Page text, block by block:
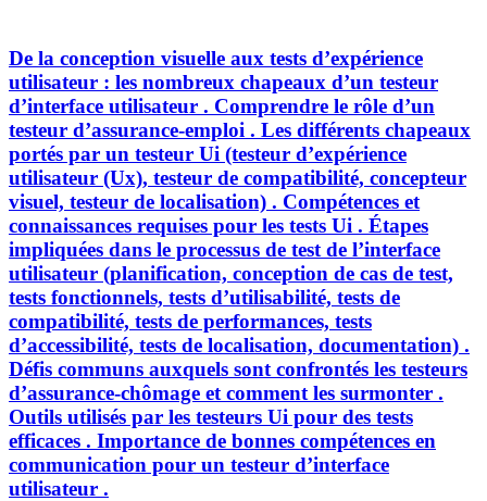
De la conception visuelle aux tests d’expérience
utilisateur : les nombreux chapeaux d’un testeur
d’interface utilisateur . Comprendre le rôle d’un
testeur d’assurance-emploi . Les différents chapeaux
portés par un testeur Ui (testeur d’expérience
utilisateur (Ux), testeur de compatibilité, concepteur
visuel, testeur de localisation) . Compétences et
connaissances requises pour les tests Ui . Étapes
impliquées dans le processus de test de l’interface
utilisateur (planification, conception de cas de test,
tests fonctionnels, tests d’utilisabilité, tests de
compatibilité, tests de performances, tests
d’accessibilité, tests de localisation, documentation) .
Défis communs auxquels sont confrontés les testeurs
d’assurance-chômage et comment les surmonter .
Outils utilisés par les testeurs Ui pour des tests
efficaces . Importance de bonnes compétences en
communication pour un testeur d’interface
utilisateur .